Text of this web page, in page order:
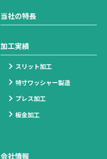
当社の特長
加工実績
スリット加工
特寸ワッシャー製造
プレス加工
板金加工
会社情報